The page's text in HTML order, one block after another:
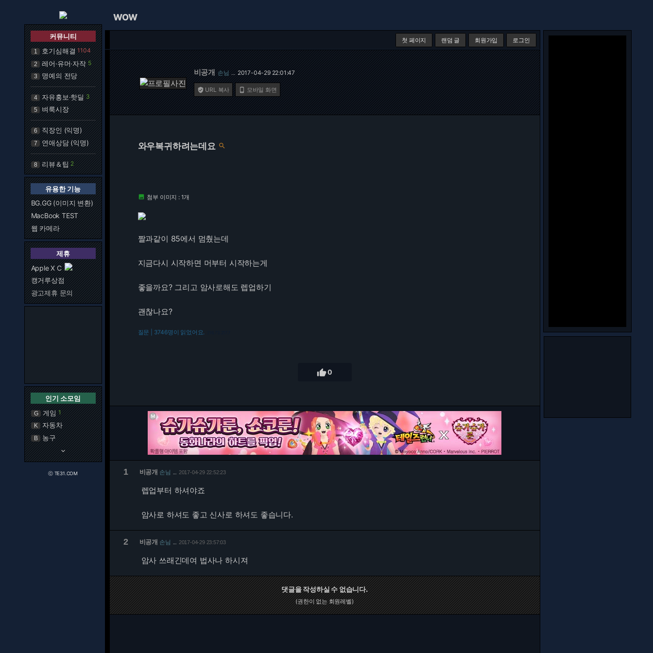
커뮤니티
1 호기심해결 1104
2 레어·유머·자작 5
3 명예의 전당
4 자유홍보·핫딜 3
5 벼룩시장
6 직장인 (익명)
7 연애상담 (익명)
8 리뷰＆팁 2
유용한 기능
BG.GG (이미지 변환)
MacBook TEST
웹 카메라
제휴
Apple X C
캥거루상점
광고제휴 문의
인기 소모임
G 게임 1
K 자동차
B 농구
keyboard_arrow_down
ⓒ TE31.COM
WOW
첫 페이지 랜덤 글 회원가입 로그인
비공개 손님 … 2017-04-29 22:01:47
 URL 복사  모바일 화면
와우복귀하려는데요 
 첨부 이미지 : 1개
짤과같이 85에서 멈췄는데
지금다시 시작하면 머부터 시작하는게
좋을까요? 그리고 암사로해도 렙업하기
괜찮나요?
질문 | 3746명이 읽었어요.
0
1 비공개 손님 2017-04-29 22:52:23
렙업부터 하셔야죠
암사로 하셔도 좋고 신사로 하셔도 좋습니다.
2 비공개 손님 2017-04-29 23:57:03
암사 쓰래긴데여 법사나 하시져
댓글을 작성하실 수 없습니다.
(권한이 없는 회원레벨)